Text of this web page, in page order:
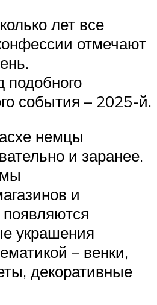
лет все
отмечают
события – 2025-й.
немцы
и заранее.
и
украшения
– венки,
декоративные